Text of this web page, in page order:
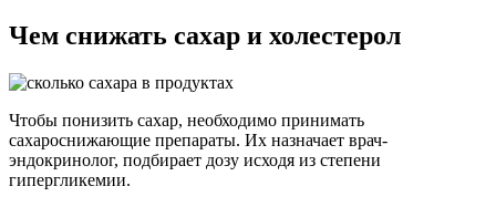
Чем снижать сахар и холестерол
Чтобы понизить сахар, необходимо принимать
сахароснижающие препараты. Их назначает врач-
эндокринолог, подбирает дозу исходя из степени
гипергликемии.